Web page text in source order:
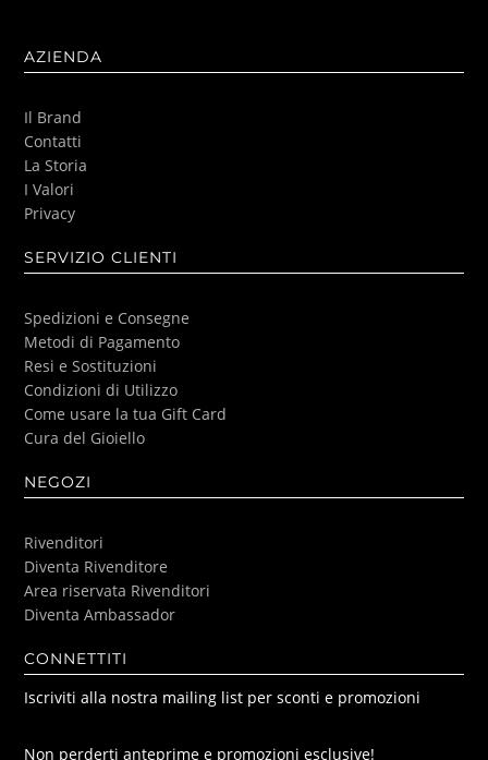
AZIENDA
Il Brand
Contatti
La Storia
I Valori
Privacy
SERVIZIO CLIENTI
Spedizioni e Consegne
Metodi di Pagamento
Resi e Sostituzioni
Condizioni di Utilizzo
Come usare la tua Gift Card
Cura del Gioiello
NEGOZI
Rivenditori
Diventa Rivenditore
Area riservata Rivenditori
Diventa Ambassador
CONNETTITI
Iscriviti alla nostra mailing list per sconti e promozioni
Non perderti anteprime e promozioni esclusive!